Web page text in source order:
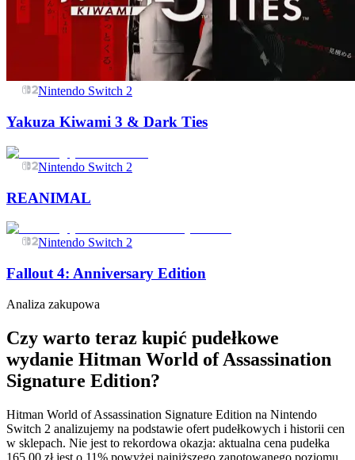
Nintendo Switch 2
Yakuza Kiwami 3 & Dark Ties
Nintendo Switch 2
REANIMAL
Nintendo Switch 2
Fallout 4: Anniversary Edition
Analiza zakupowa
Czy warto teraz kupić pudełkowe
wydanie Hitman World of Assassination
Signature Edition?
Hitman World of Assassination Signature Edition na Nintendo
Switch 2 analizujemy na podstawie ofert pudełkowych i historii cen
w sklepach. Nie jest to rekordowa okazja: aktualna cena pudełka
165,00 zł jest o 11% powyżej najniższego zanotowanego poziomu.